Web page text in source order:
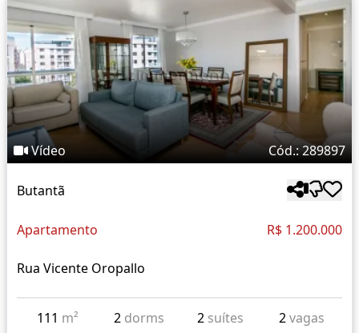
Vídeo Cód.: 289897
Butantã
Apartamento R$ 1.200.000
Rua Vicente Oropallo
111 m² 2 dorms 2 suítes 2vagas